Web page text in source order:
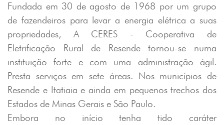
Fundada em 30 de agosto de 1968 por um grupo
de fazendeiros para levar a energia elétrica a suas
propriedades, A CERES - Cooperativa de
Eletrificação Rural de Resende tornou-se numa
instituição forte e com uma administração ágil.
Presta serviços em sete áreas. Nos municípios de
Resende e Itatiaia e ainda em pequenos trechos dos
Estados de Minas Gerais e São Paulo.
Embora no início tenha tido caráter